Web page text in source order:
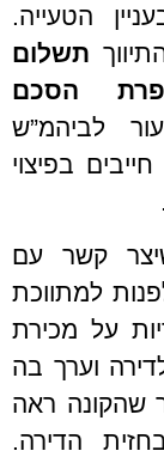
הטעייה.
תשלום
הפרת הסכם
לביהמ”ש
בפיצוי
קשר עם
למתווכת
על מכירת
וערך בה
שהקונה ראה
הדירה.